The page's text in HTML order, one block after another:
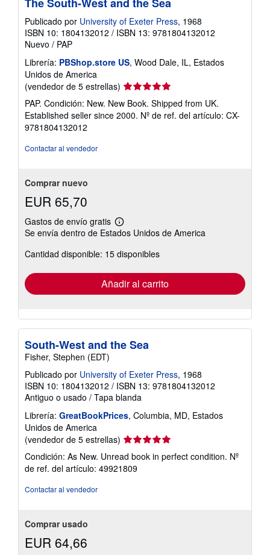
Publicado por University of Exeter Press, 1968
ISBN 10: 1804132012 / ISBN 13: 9781804132012
Nuevo / PAP
Librería: PBShop.store US, Wood Dale, IL, Estados
Unidos de America
(vendedor de 5 estrellas) Calificación
del
vendedor:
5
PAP. Condición: New. New Book. Shipped from UK.
Established seller since 2000. Nº de ref. del artículo: CX-
9781804132012
Contactar al vendedor
Comprar nuevo
EUR 65,70
Gastos de envío gratis
Más
información
las
tarifas
envío
Se envía dentro de Estados Unidos de America
Cantidad disponible: 15 disponibles
Añadir al carrito
South-West and the Sea
Fisher, Stephen (EDT)
Publicado por University of Exeter Press, 1968
ISBN 10: 1804132012 / ISBN 13: 9781804132012
Antiguo o usado / Tapa blanda
Librería: GreatBookPrices, Columbia, MD, Estados
Unidos de America
(vendedor de 5 estrellas) Calificación
del
vendedor:
5
Condición: As New. Unread book in perfect condition. Nº
de ref. del artículo: 49921809
Contactar al vendedor
Comprar usado
EUR 64,66